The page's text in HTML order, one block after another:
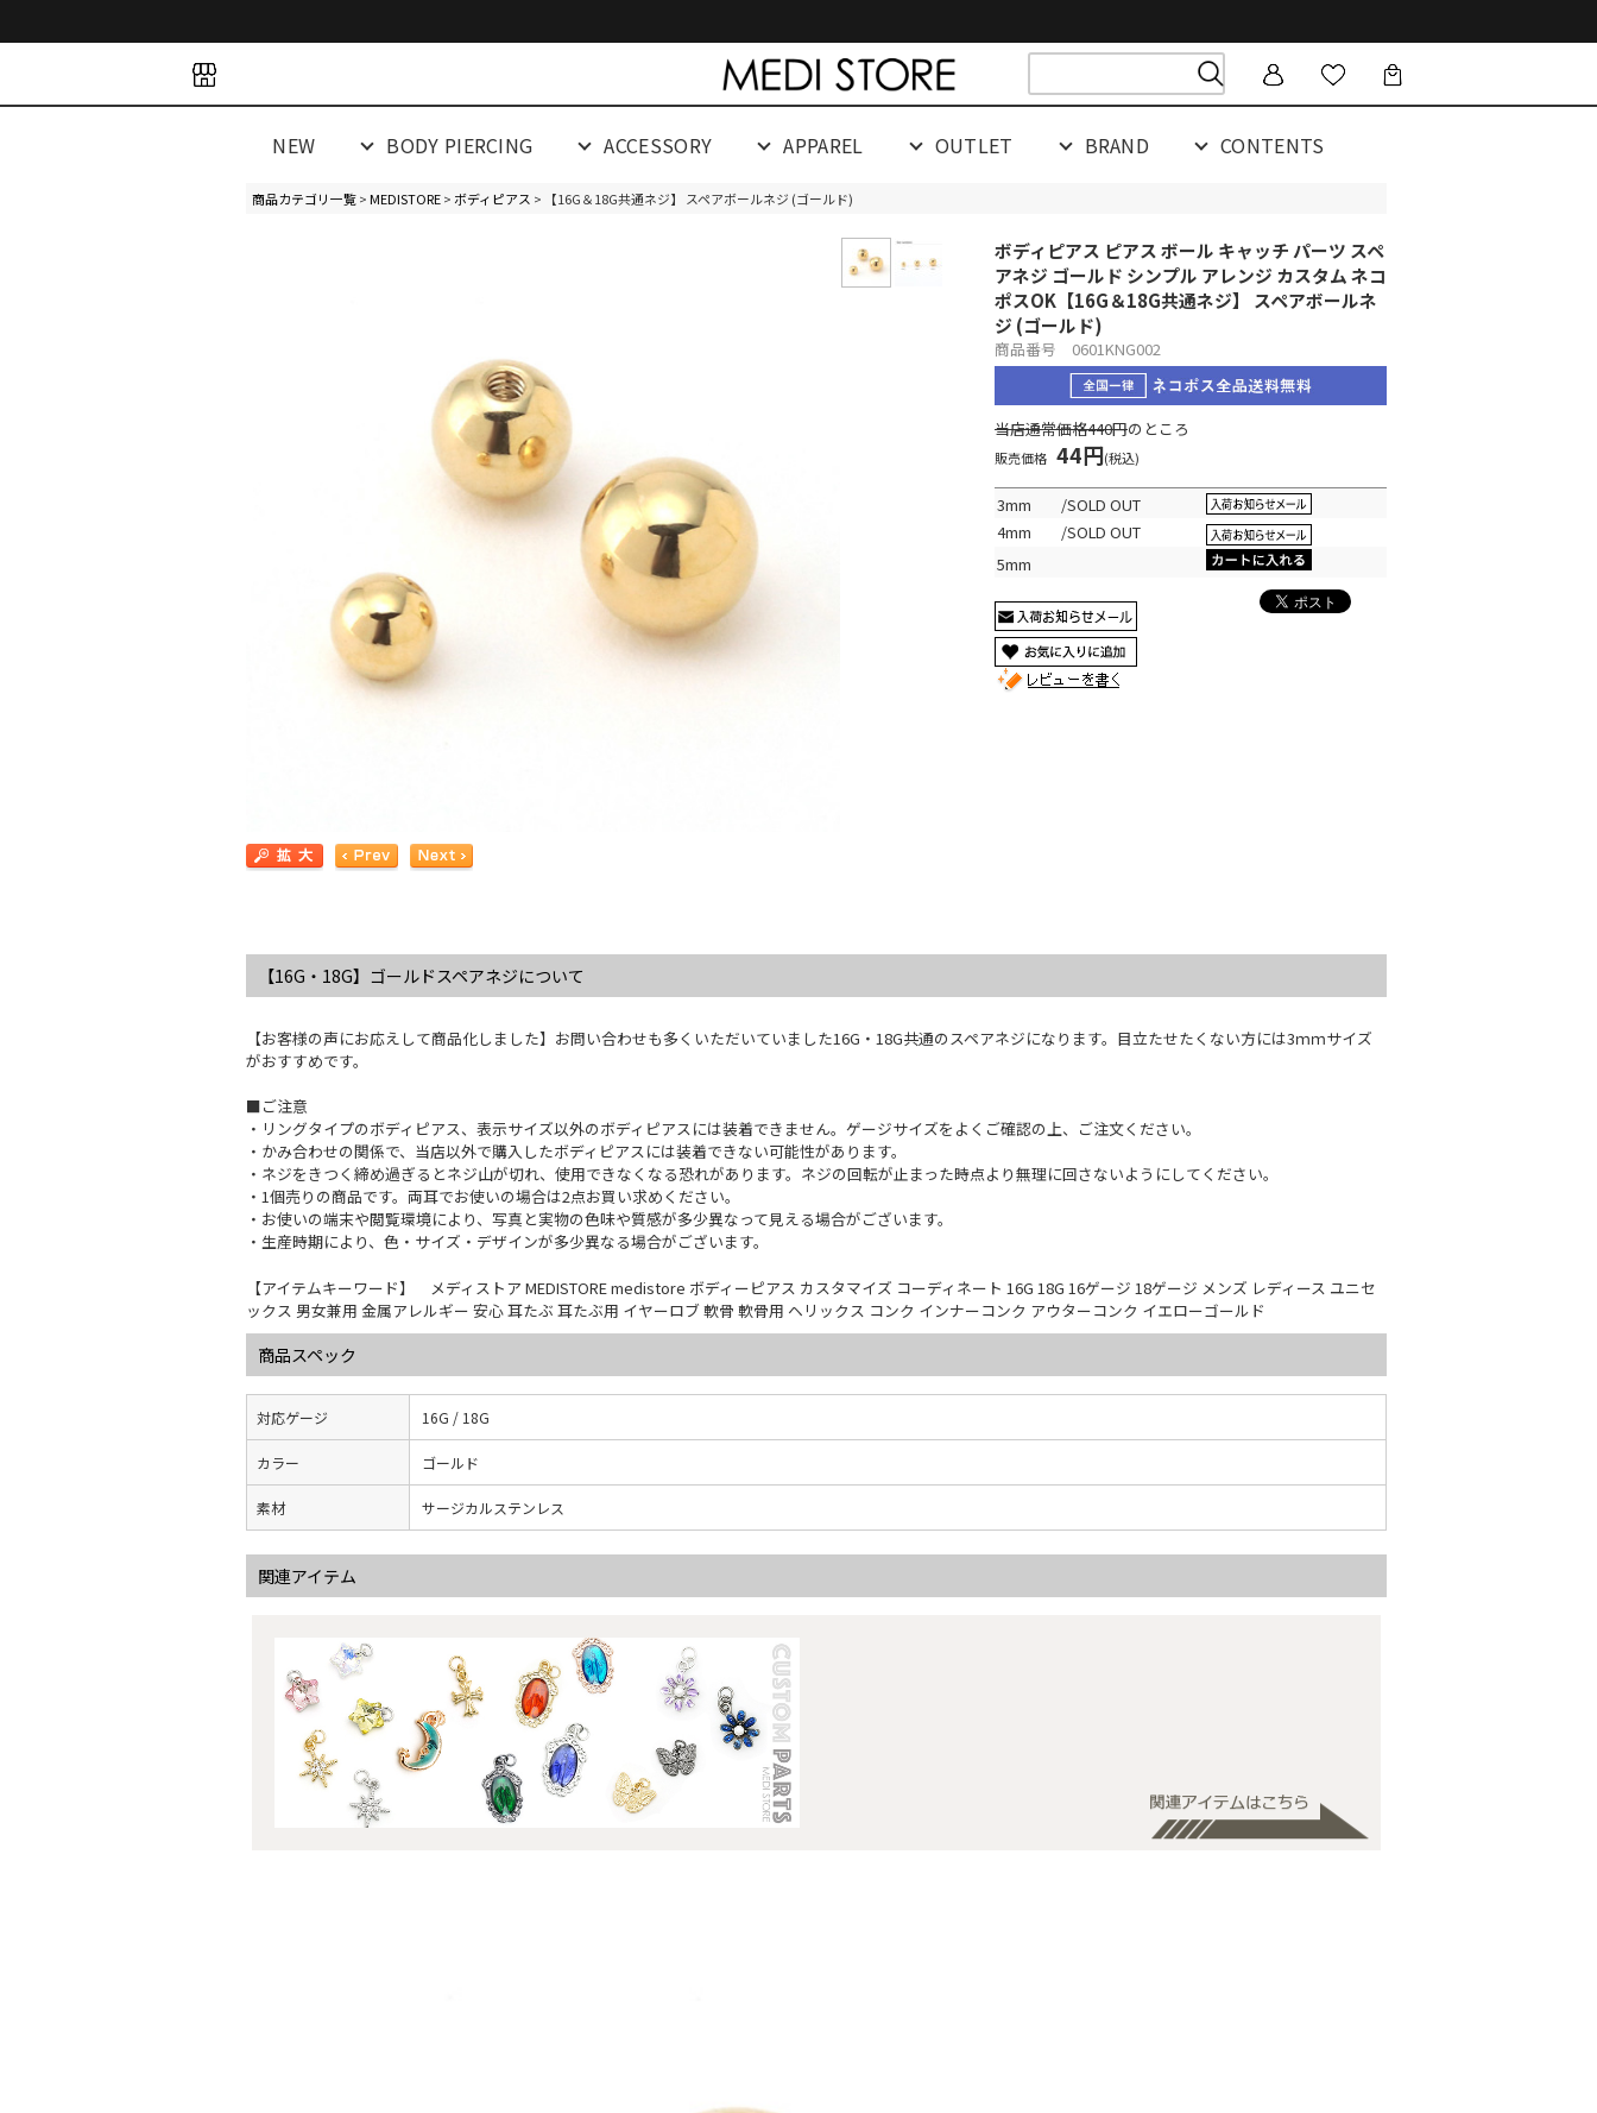
NEW BODY PIERCING ACCESSORY APPAREL OUTLET BRAND CONTENTS
商品カテゴリ一覧>MEDISTORE> ボディピアス > 【16G＆18G共通ネジ】 スペアボールネジ (ゴールド)
ボディピアス ピアス ボール キャッチ パーツ スペ
アネジ ゴールド シンプル アレンジ カスタム ネコ
ポスOK 【16G＆18G共通ネジ】 スペアボールネ
ジ (ゴールド)
商品番号 0601KNG002
当店通常価格440円のところ
販売価格 44円(税込)
3mm
/SOLD OUT
4mm
/SOLD OUT
5mm
【16G・18G】ゴールドスペアネジについて
【お客様の声にお応えして商品化しました】お問い合わせも多くいただいていました16G・18G共通のスペアネジになります。目立たせたくない方には3ｍｍサイズ
がおすすめです。
■ご注意
・リングタイプのボディピアス、表示サイズ以外のボディピアスには装着できません。ゲージサイズをよくご確認の上、ご注文ください。
・かみ合わせの関係で、当店以外で購入したボディピアスには装着できない可能性があります。
・ネジをきつく締め過ぎるとネジ山が切れ、使用できなくなる恐れがあります。ネジの回転が止まった時点より無理に回さないようにしてください。
・1個売りの商品です。両耳でお使いの場合は2点お買い求めください。
・お使いの端末や閲覧環境により、写真と実物の色味や質感が多少異なって見える場合がございます。
・生産時期により、色・サイズ・デザインが多少異なる場合がございます。
【アイテムキーワード】 メディストア MEDISTORE medistore ボディーピアス カスタマイズ コーディネート 16G 18G 16ゲージ 18ゲージ メンズ レディース ユニセ
ックス 男女兼用 金属アレルギー 安心 耳たぶ 耳たぶ用 イヤーロブ 軟骨 軟骨用 ヘリックス コンク インナーコンク アウターコンク イエローゴールド
商品スペック
対応ゲージ 16G / 18G
カラー ゴールド
素材 サージカルステンレス
関連アイテム